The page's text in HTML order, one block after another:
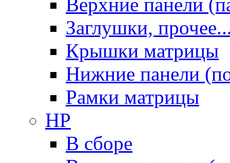
Заглушки,
Крышки матрицы
Нижние панели
Рамки матрицы
HP
В сборе